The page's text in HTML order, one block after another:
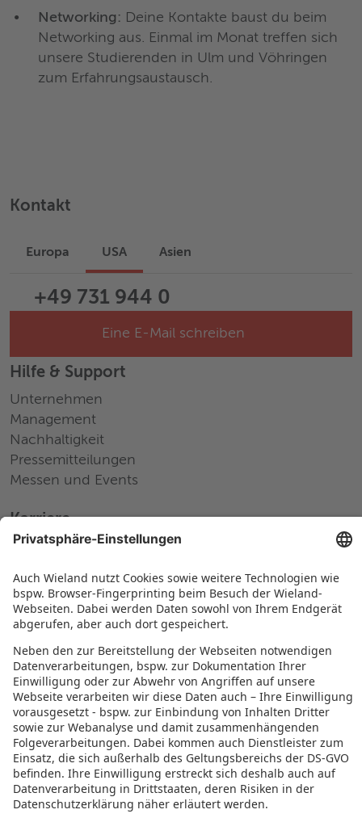
Networking: Deine Kontakte baust du beim
Networking aus. Einmal im Monat treffen sich
unsere Studierenden in Ulm und Vöhringen
zum Erfahrungsaustausch.
Kontakt
Europa USA Asien
+49 731 944 0
Eine E-Mail schreiben
Hilfe & Support
Unternehmen
Management
Nachhaltigkeit
Pressemitteilungen
Messen und Events
Karriere
Arbeiten bei Wieland
Jobs Nordamerika
Jobs Asien
RECHTLICHES
Datenschutz
Impressum
Governance